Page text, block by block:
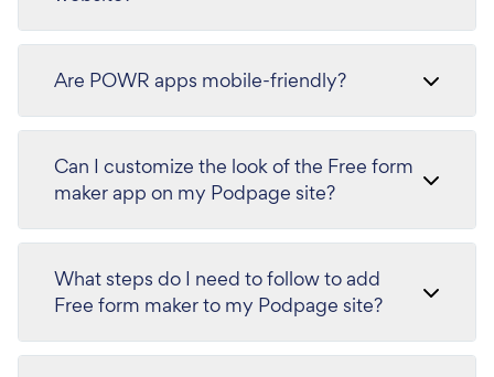
Are POWR apps mobile-friendly?
Can I customize the look of the Free form
maker app on my Podpage site?
What steps do I need to follow to add
Free form maker to my Podpage site?